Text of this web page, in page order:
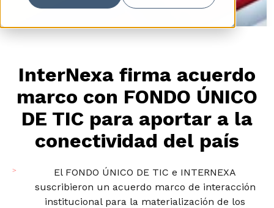
InterNexa firma acuerdo
marco con FONDO ÚNICO
DE TIC para aportar a la
conectividad del país
El FONDO ÚNICO DE TIC e INTERNEXA
suscribieron un acuerdo marco de interacción
institucional para la materialización de los